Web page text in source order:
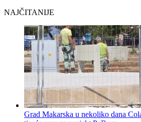
NAJČITANIJE
Grad Makarska u nekoliko dana